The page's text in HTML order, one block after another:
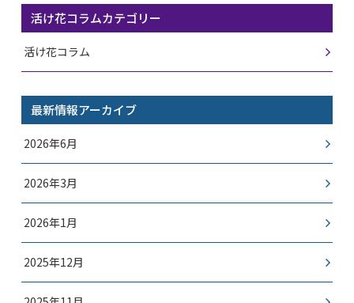
活け花コラムカテゴリー
活け花コラム
最新情報アーカイブ
2026年6月
2026年3月
2026年1月
2025年12月